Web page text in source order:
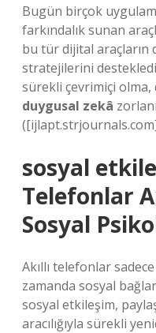
Bugün birçok
farkındalık sunan
bu tür dijital araçların
stratejilerini
sürekli çevrimiçi
duygusal zekâ
sosyal
Telefonlar
Sosyal
Akıllı telefonlar
zamanda sosyal
sosyal etkileşim,
aracılığıyla sürekli